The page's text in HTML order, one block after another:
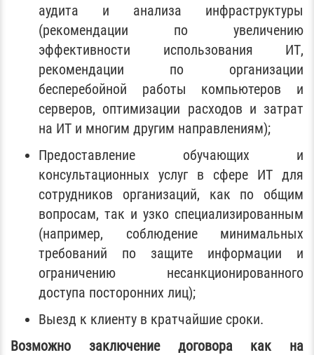
аудита и анализа инфраструктуры
(рекомендации по увеличению
эффективности использования ИТ,
рекомендации по организации
бесперебойной работы компьютеров и
серверов, оптимизации расходов и затрат
на ИТ и многим другим направлениям);
Предоставление обучающих и
консультационных услуг в сфере ИТ для
сотрудников организаций, как по общим
вопросам, так и узко специализированным
(например, соблюдение минимальных
требований по защите информации и
ограничению несанкционированного
доступа посторонних лиц);
Выезд к клиенту в кратчайшие сроки.
Возможно заключение договора как на